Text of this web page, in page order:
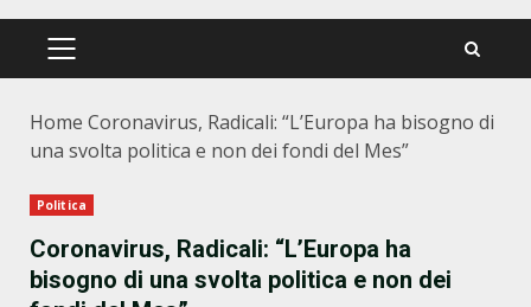
PRIMÄRES
Home Coronavirus, Radicali: “L’Europa ha bisogno di
una svolta politica e non dei fondi del Mes”
Politica
Coronavirus, Radicali: “L’Europa ha
bisogno di una svolta politica e non dei